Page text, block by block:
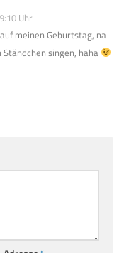
Uhr
meinen Geburtstag, na
singen, haha